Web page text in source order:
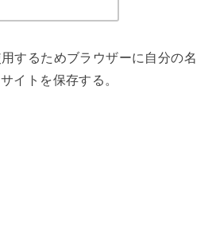
するためブラウザーに自分の名
イトを保存する。